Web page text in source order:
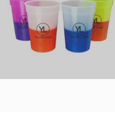
Per materiale